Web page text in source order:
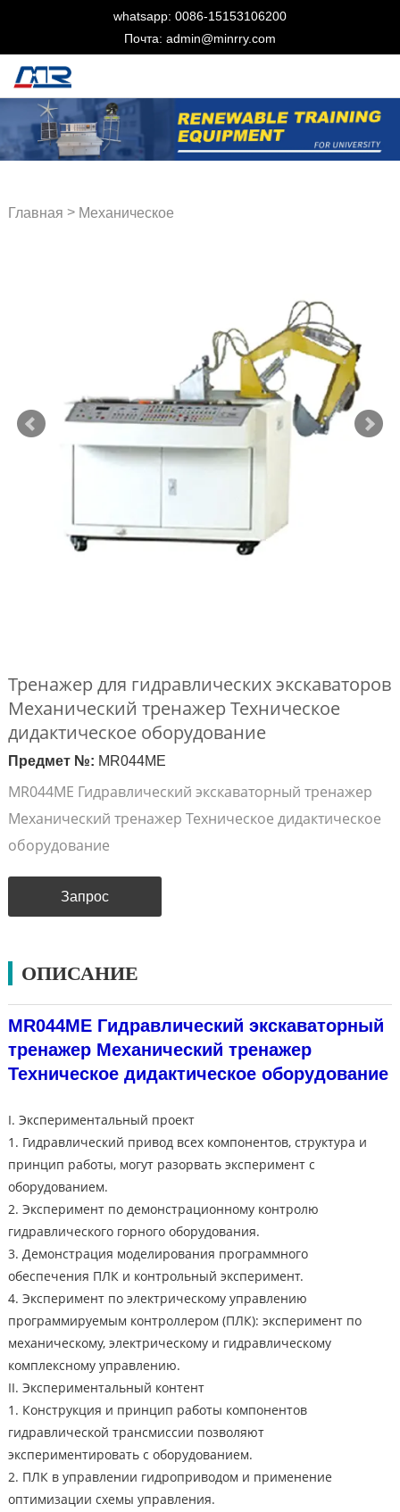
whatsapp: 0086-15153106200
Почта: admin@minrry.com
Главная > Механическое
Тренажер для гидравлических экскаваторов
Механический тренажер Техническое
дидактическое оборудование
Предмет №: MR044ME
MR044ME Гидравлический экскаваторный тренажер
Механический тренажер Техническое дидактическое
оборудование
Запрос
ОПИСАНИЕ
MR044ME Гидравлический экскаваторный
тренажер Механический тренажер
Техническое дидактическое оборудование
I. Экспериментальный проект
1. Гидравлический привод всех компонентов, структура и
принцип работы, могут разорвать эксперимент с
оборудованием.
2. Эксперимент по демонстрационному контролю
гидравлического горного оборудования.
3. Демонстрация моделирования программного
обеспечения ПЛК и контрольный эксперимент.
4. Эксперимент по электрическому управлению
программируемым контроллером (ПЛК): эксперимент по
механическому, электрическому и гидравлическому
комплексному управлению.
II. Экспериментальный контент
1. Конструкция и принцип работы компонентов
гидравлической трансмиссии позволяют
экспериментировать с оборудованием.
2. ПЛК в управлении гидроприводом и применение
оптимизации схемы управления.